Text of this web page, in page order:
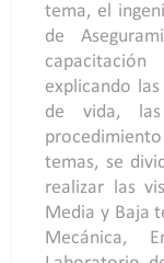
tema, el
de
capacitación
explicando
de vida,
temas, se
realizar las
Media y Baja
Mecánica,